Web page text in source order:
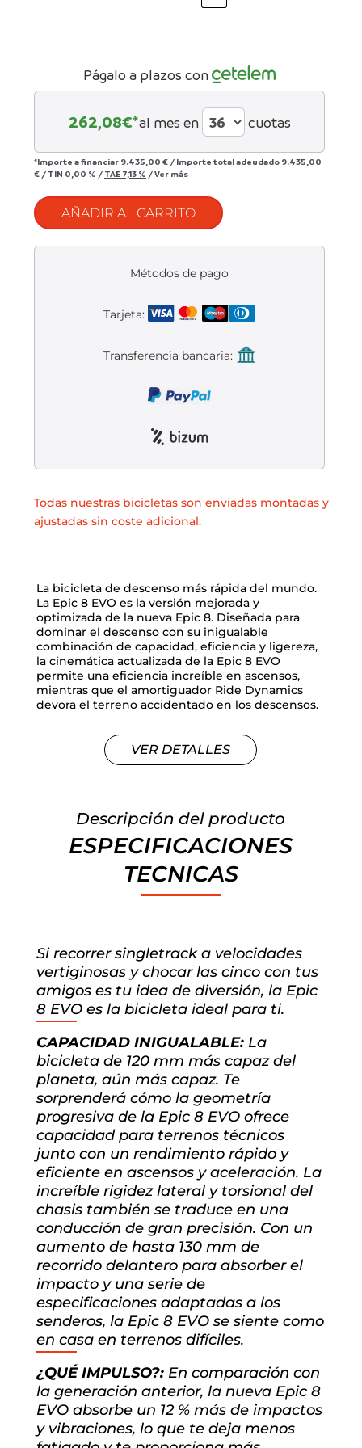
Págalo a plazos con
262,08€*al mes en cuotas
*Importe a financiar 9.435,00 € / Importe total adeudado 9.435,00
€ / TIN 0,00 % / TAE 7,13 % /Ver más
AÑADIR AL CARRITO
Métodos de pago
Tarjeta:
Transferencia bancaria:
Todas nuestras bicicletas son enviadas montadas y
ajustadas sin coste adicional.
La bicicleta de descenso más rápida del mundo.
La Epic 8 EVO es la versión mejorada y
optimizada de la nueva Epic 8. Diseñada para
dominar el descenso con su inigualable
combinación de capacidad, eficiencia y ligereza,
la cinemática actualizada de la Epic 8 EVO
permite una eficiencia increíble en ascensos,
mientras que el amortiguador Ride Dynamics
devora el terreno accidentado en los descensos.
VER DETALLES
Descripción del producto
ESPECIFICACIONES
TECNICAS
Si recorrer singletrack a velocidades
vertiginosas y chocar las cinco con tus
amigos es tu idea de diversión, la Epic
8 EVO es la bicicleta ideal para ti.
CAPACIDAD INIGUALABLE:La
bicicleta de 120 mm más capaz del
planeta, aún más capaz. Te
sorprenderá cómo la geometría
progresiva de la Epic 8 EVO ofrece
capacidad para terrenos técnicos
junto con un rendimiento rápido y
eficiente en ascensos y aceleración. La
increíble rigidez lateral y torsional del
chasis también se traduce en una
conducción de gran precisión. Con un
aumento de hasta 130 mm de
recorrido delantero para absorber el
impacto y una serie de
especificaciones adaptadas a los
senderos, la Epic 8 EVO se siente como
en casa en terrenos difíciles.
¿QUÉ IMPULSO?:En comparación con
la generación anterior, la nueva Epic 8
EVO absorbe un 12 % más de impactos
y vibraciones, lo que te deja menos